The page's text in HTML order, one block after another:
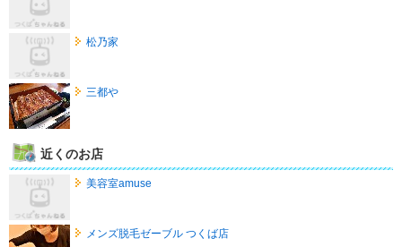
松乃家
三都や
近くのお店
美容室amuse
メンズ脱毛ゼーブル つくば店